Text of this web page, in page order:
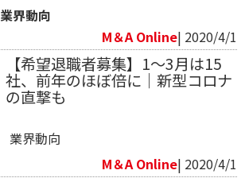
業界動向
M＆A Online| 2020/4/1
【希望退職者募集】1～3月は15
社、前年のほぼ倍に｜新型コロナ
の直撃も
業界動向
M＆A Online| 2020/4/1